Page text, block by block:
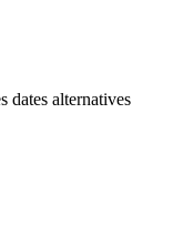
dates alternatives